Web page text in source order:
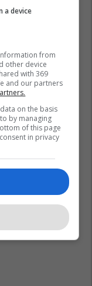
a device
from
other device
with 369
and our partners
on the basis
by managing
of this page
in privacy